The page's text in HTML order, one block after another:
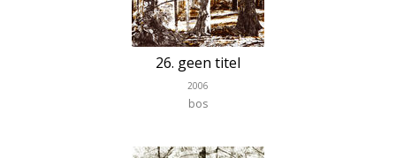
26. geen titel
2006
bos